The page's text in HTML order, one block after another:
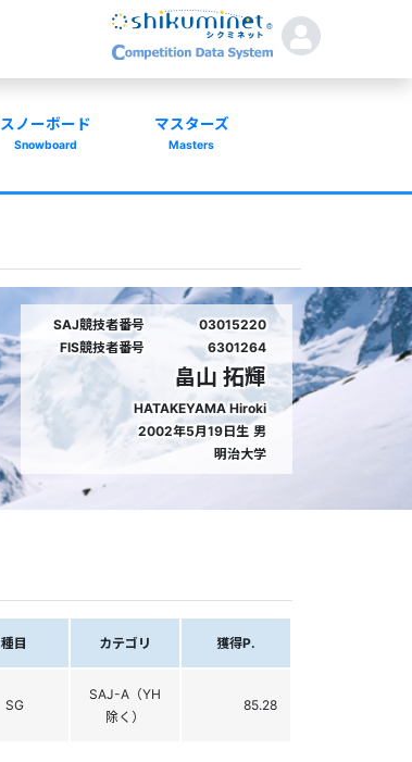
スノーボード
Snowboard
マスターズ
Masters
SAJ競技者番号
03015220
FIS競技者番号
6301264
畠山 拓輝
HATAKEYAMA Hiroki
2002年5月19日生 男
明治大学
種目 カテゴリ 獲得P.
SG
SAJ-A（YH
除く）
85.28